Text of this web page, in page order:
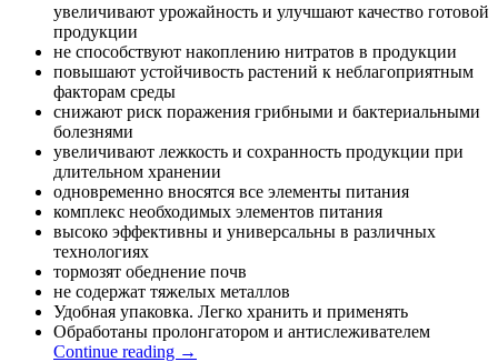
увеличивают урожайность и улучшают качество готовой
продукции
не способствуют накоплению нитратов в продукции
повышают устойчивость растений к неблагоприятным
факторам среды
снижают риск поражения грибными и бактериальными
болезнями
увеличивают лежкость и сохранность продукции при
длительном хранении
одновременно вносятся все элементы питания
комплекс необходимых элементов питания
высоко эффективны и универсальны в различных
технологиях
тормозят обеднение почв
не содержат тяжелых металлов
Удобная упаковка. Легко хранить и применять
Обработаны пролонгатором и антислеживателем
Continue reading →